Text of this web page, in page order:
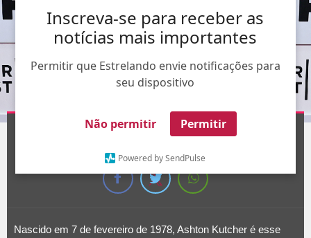
Inscreva-se para receber as
notícias mais importantes
Permitir que Estrelando envie notificações para
seu dispositivo
Não permitir Permitir
Powered by SendPulse
The Grosby Group
Nascido em 7 de fevereiro de 1978, Ashton Kutcher é esse